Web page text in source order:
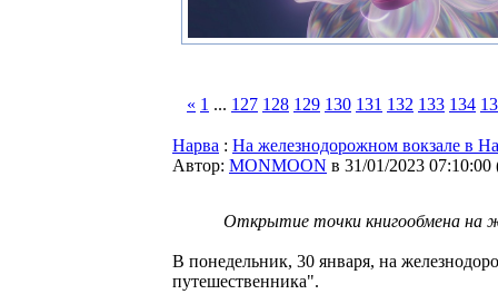
« 1 ... 127 128 129 130 131 132 133 134
Нарва : На железнодорожном вокзале в
Автор: MONMOON в 31/01/2023 07:10:00
Открытие точки книгообмена на
В понедельник, 30 января, на
путешественника".